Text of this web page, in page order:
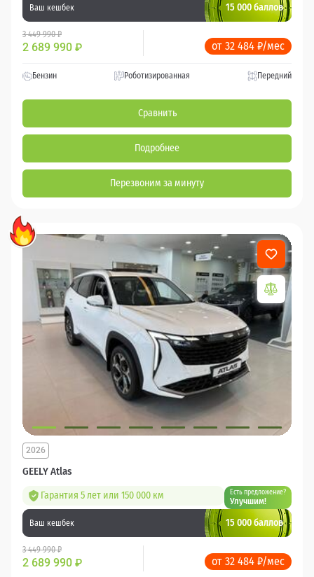
Ваш кешбек 15 000 баллов
3 449 990 ₽
2 689 990 ₽ от 32 484 ₽/мес
Бензин Роботизированная Передний
Сравнить
Подробнее
Перезвоним за минуту
GEELY Atlas
2026
Гарантия 5 лет или 150 000 км Есть предложение?
Улучшим!
Ваш кешбек 15 000 баллов
3 449 990 ₽
2 689 990 ₽ от 32 484 ₽/мес